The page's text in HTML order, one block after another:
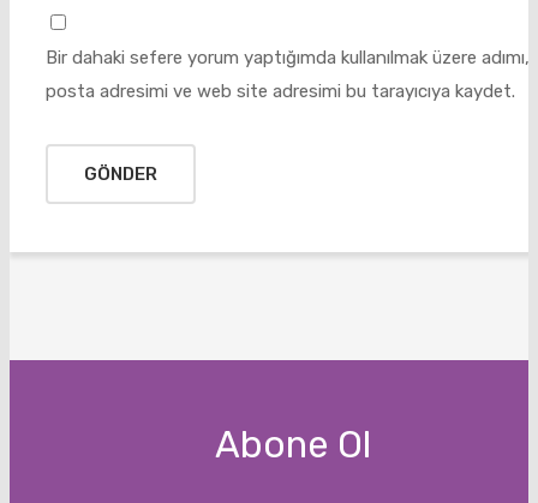
Bir dahaki sefere yorum yaptığımda kullanılmak üzere adımı,
posta adresimi ve web site adresimi bu tarayıcıya kaydet.
Abone Ol